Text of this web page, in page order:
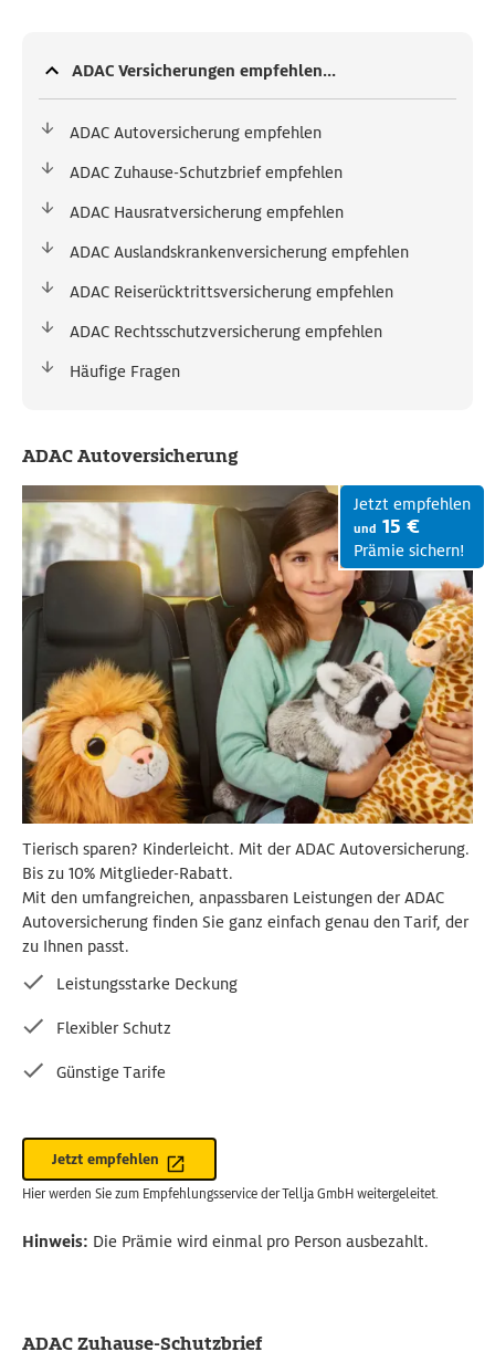
ADAC Versicherungen empfehlen...
ADAC Autoversicherung empfehlen
ADAC Zuhause-Schutzbrief empfehlen
ADAC Hausratversicherung empfehlen
ADAC Auslandskrankenversicherung empfehlen
ADAC Reiserücktrittsversicherung empfehlen
ADAC Rechtsschutzversicherung empfehlen
Häufige Fragen
ADAC Autoversicherung
Jetzt empfehlen
und 15 €
Prämie sichern!
Tierisch sparen? Kinderleicht. Mit der ADAC Autoversicherung.
Bis zu 10% Mitglieder-Rabatt.
Mit den umfangreichen, anpassbaren Leistungen der ADAC
Autoversicherung finden Sie ganz einfach genau den Tarif, der
zu Ihnen passt.
Leistungsstarke Deckung
Flexibler Schutz
Günstige Tarife
Jetzt empfehlen
Hier werden Sie zum Empfehlungsservice der Tellja GmbH weitergeleitet.
Hinweis: Die Prämie wird einmal pro Person ausbezahlt.
ADAC Zuhause-Schutzbrief